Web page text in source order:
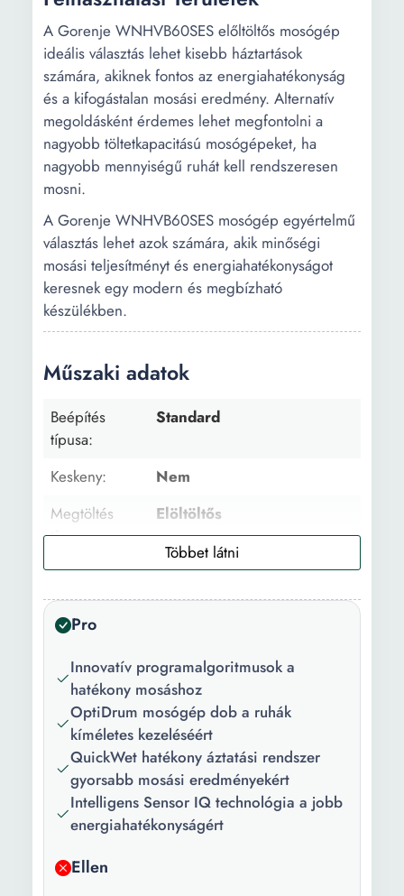
A Gorenje WNHVB60SES előltöltős mosógép
ideális választás lehet kisebb háztartások
számára, akiknek fontos az energiahatékonyság
és a kifogástalan mosási eredmény. Alternatív
megoldásként érdemes lehet megfontolni a
nagyobb töltetkapacitású mosógépeket, ha
nagyobb mennyiségű ruhát kell rendszeresen
mosni.
A Gorenje WNHVB60SES mosógép egyértelmű
választás lehet azok számára, akik minőségi
mosási teljesítményt és energiahatékonyságot
keresnek egy modern és megbízható
készülékben.
Műszaki adatok
Beépítés
típusa:
Standard
Keskeny:
Nem
Megtöltés
típusa:
Elöltöltős
Töltet
kapacítás:
6 kg
Centrifugálási
Centrifuga
zajszint:
76 dB
Mosás zajszint: 58 dB
Tartály anyaga: Rozsdamentes acél
Ajtónyitás
Bal
Pro
Innovatív programalgoritmusok a
hatékony mosáshoz
OptiDrum mosógép dob a ruhák
kíméletes kezeléséért
QuickWet hatékony áztatási rendszer
gyorsabb mosási eredményekért
Intelligens Sensor IQ technológia a jobb
energiahatékonyságért
Ellen